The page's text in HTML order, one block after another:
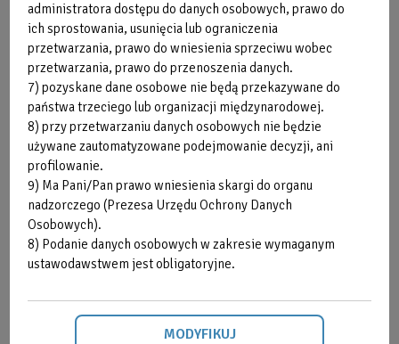
Zainteresowanych otrzymaniem faktury VAT
prosimy o zgłoszenie w momencie dokonywania
zakupu.
Informacja dla osób fizycznych nie prowadzących
działalności gospodarczej - faktury wystawiane
są w terminie do 3 miesięcy od dnia zapłaty, na
podstawie przedłożonego paragonu.
Informacja dla podmiotów gospodarczych
prowadzących działalność gospodarczą lub inną
działalność w zakresie podatku VAT,
posługujących się numerem NIP - faktury
wystawiane są w terminie do 5 dnia następnego
miesiąca po miesiącu dokonania zapłaty, na
podstawie przedłożonego paragonu
zawierającego numer NIP.
administratora dostępu do danych osobowych, prawo do
ich sprostowania, usunięcia lub ograniczenia
przetwarzania, prawo do wniesienia sprzeciwu wobec
przetwarzania, prawo do przenoszenia danych.
7) pozyskane dane osobowe nie będą przekazywane do
państwa trzeciego lub organizacji międzynarodowej.
8) przy przetwarzaniu danych osobowych nie będzie
używane zautomatyzowane podejmowanie decyzji, ani
profilowanie.
9) Ma Pani/Pan prawo wniesienia skargi do organu
nadzorczego (Prezesa Urzędu Ochrony Danych
Osobowych).
8) Podanie danych osobowych w zakresie wymaganym
ustawodawstwem jest obligatoryjne.
MODYFIKUJ